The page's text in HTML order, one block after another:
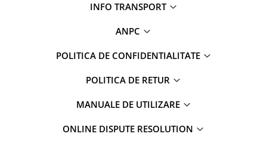
INFO TRANSPORT
ANPC
POLITICA DE CONFIDENTIALITATE
POLITICA DE RETUR
MANUALE DE UTILIZARE
ONLINE DISPUTE RESOLUTION